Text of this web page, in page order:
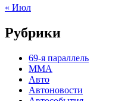
« Июл
Рубрики
69-я параллель
MMA
Авто
Автоновости